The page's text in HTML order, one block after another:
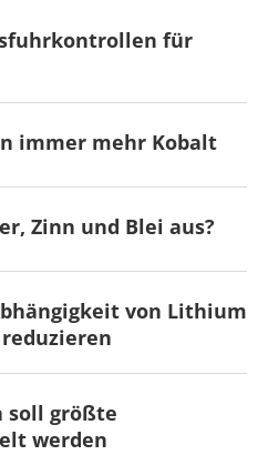
für
immer mehr Kobalt
Zinn und Blei aus?
von Lithium
soll größte
werden